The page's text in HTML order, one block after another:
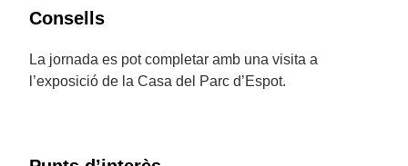
Consells
La jornada es pot completar amb una visita a
l’exposició de la Casa del Parc d’Espot.